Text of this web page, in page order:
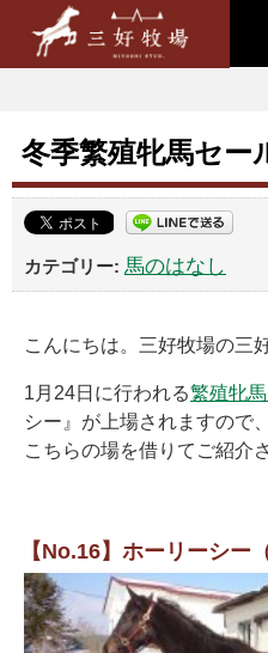
冬季繁殖牝馬セー
馬のはなし
こんにちは。三好牧場の三
1月24日に行われる繁殖牝
シー』が上場されますので、
こちらの場を借りてご紹介
【No.16】ホーリーシー